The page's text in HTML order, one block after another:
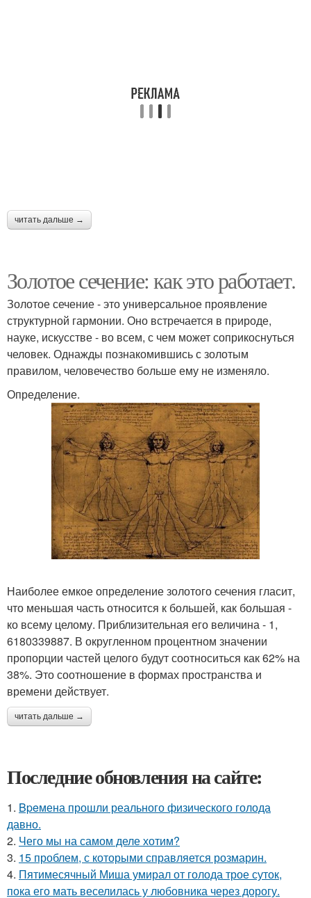
читать дальше →
Золотое сечение: как это работает.
Золотое сечение - это универсальное проявление
структурной гармонии. Оно встречается в природе,
науке, искусстве - во всем, с чем может соприкоснуться
человек. Однажды познакомившись с золотым
правилом, человечество больше ему не изменяло.
Определение.
Наиболее емкое определение золотого сечения гласит,
что меньшая часть относится к большей, как большая -
ко всему целому. Приблизительная его величина - 1,
6180339887. В округленном процентном значении
пропорции частей целого будут соотноситься как 62% на
38%. Это соотношение в формах пространства и
времени действует.
читать дальше →
Последние обновления на сайте:
1. Bpeмена прошли реального физического голода
давно.
2. Чего мы на самом деле хотим?
3. 15 проблем, с которыми справляется розмарин.
4. Пятимесячный Миша умирал от голода трое суток,
пока его мать веселилась у любовника через дорогу.